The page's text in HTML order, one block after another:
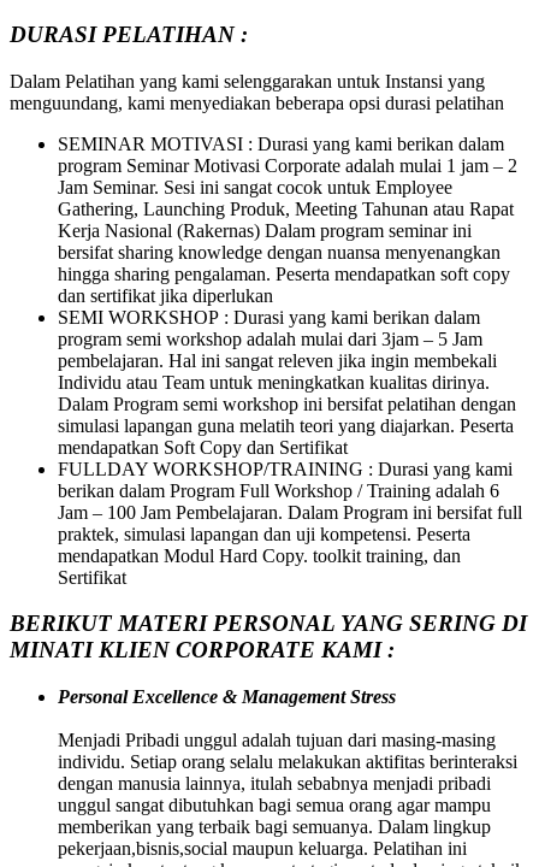
DURASI PELATIHAN :
Dalam Pelatihan yang kami selenggarakan untuk Instansi yang
menguundang, kami menyediakan beberapa opsi durasi pelatihan
SEMINAR MOTIVASI : Durasi yang kami berikan dalam
program Seminar Motivasi Corporate adalah mulai 1 jam – 2
Jam Seminar. Sesi ini sangat cocok untuk Employee
Gathering, Launching Produk, Meeting Tahunan atau Rapat
Kerja Nasional (Rakernas) Dalam program seminar ini
bersifat sharing knowledge dengan nuansa menyenangkan
hingga sharing pengalaman. Peserta mendapatkan soft copy
dan sertifikat jika diperlukan
SEMI WORKSHOP : Durasi yang kami berikan dalam
program semi workshop adalah mulai dari 3jam – 5 Jam
pembelajaran. Hal ini sangat releven jika ingin membekali
Individu atau Team untuk meningkatkan kualitas dirinya.
Dalam Program semi workshop ini bersifat pelatihan dengan
simulasi lapangan guna melatih teori yang diajarkan. Peserta
mendapatkan Soft Copy dan Sertifikat
FULLDAY WORKSHOP/TRAINING : Durasi yang kami
berikan dalam Program Full Workshop / Training adalah 6
Jam – 100 Jam Pembelajaran. Dalam Program ini bersifat full
praktek, simulasi lapangan dan uji kompetensi. Peserta
mendapatkan Modul Hard Copy. toolkit training, dan
Sertifikat
BERIKUT MATERI PERSONAL YANG SERING DI
MINATI KLIEN CORPORATE KAMI :
Personal Excellence & Management Stress
Menjadi Pribadi unggul adalah tujuan dari masing-masing
individu. Setiap orang selalu melakukan aktifitas berinteraksi
dengan manusia lainnya, itulah sebabnya menjadi pribadi
unggul sangat dibutuhkan bagi semua orang agar mampu
memberikan yang terbaik bagi semuanya. Dalam lingkup
pekerjaan,bisnis,social maupun keluarga. Pelatihan ini